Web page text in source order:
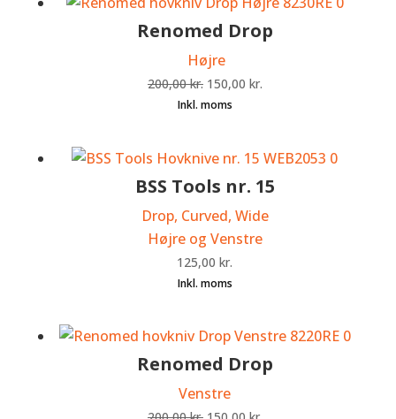
Renomed Drop
Højre
200,00kr. Den
oprindelige
150,00 kr.
er:
BSS Tools nr. 15
Drop, Curved, Wide
Højre og Venstre
125,00kr.
Renomed Drop
Venstre
Den